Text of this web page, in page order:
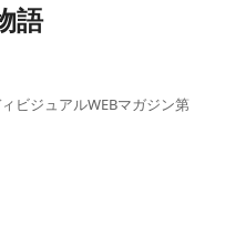
語
ビジュアルWEBマガジン第